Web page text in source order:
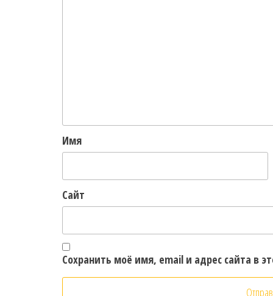
Имя
Сайт
Сохранить моё имя, email и адрес сайта в